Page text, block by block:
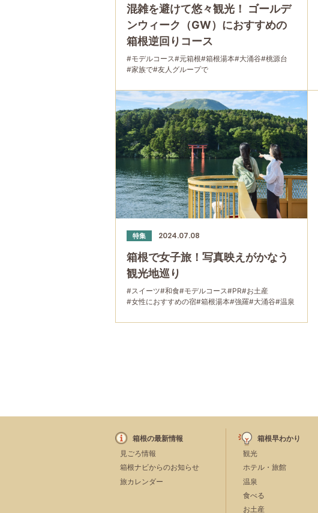
混雑を避けて悠々観光！ ゴールデ
ンウィーク（GW）におすすめの
箱根逆回りコース
#モデルコース#元箱根#箱根湯本#大涌谷#桃源台
#家族で#友人グループで
特集 2024.07.08
箱根で女子旅！写真映えがかなう
観光地巡り
#スイーツ#和食#モデルコース#PR#お土産
#女性におすすめの宿#箱根湯本#強羅#大涌谷#温泉
箱根の最新情報
見ごろ情報
箱根ナビからのお知らせ
旅カレンダー
箱根早わかり
観光
ホテル・旅館
温泉
食べる
お土産